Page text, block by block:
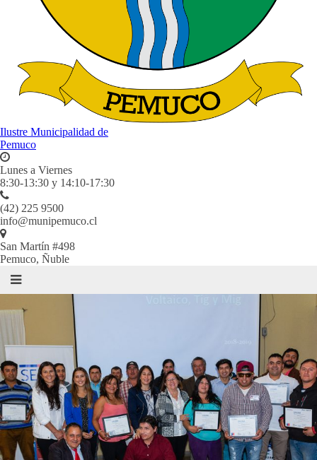
Ilustre Municipalidad de
Pemuco
Lunes a Viernes
8:30-13:30 y 14:10-17:30
(42) 225 9500
info@munipemuco.cl
San Martín #498
Pemuco, Ñuble